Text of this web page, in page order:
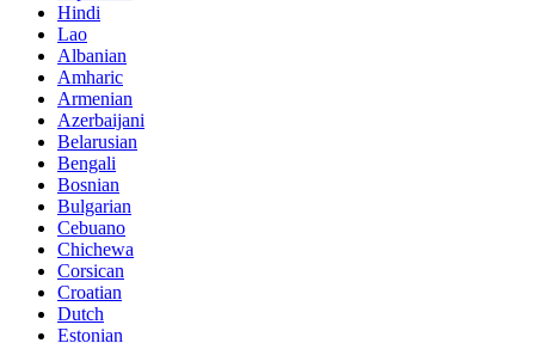
Hindi
Lao
Albanian
Amharic
Armenian
Azerbaijani
Belarusian
Bengali
Bosnian
Bulgarian
Cebuano
Chichewa
Corsican
Croatian
Dutch
Estonian